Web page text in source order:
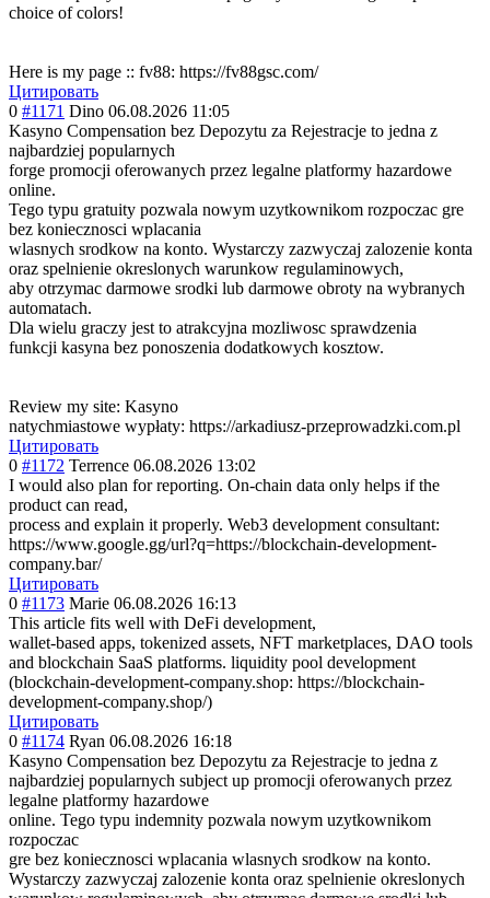
choice of colors!
Here is my page :: fv88: https://fv88gsc.com/
Цитировать
0 #1171 Dino 06.08.2026 11:05
Kasyno Compensation bez Depozytu za Rejestracje to jedna z
najbardziej popularnych
forge promocji oferowanych przez legalne platformy hazardowe
online.
Tego typu gratuity pozwala nowym uzytkownikom rozpoczac gre
bez koniecznosci wplacania
wlasnych srodkow na konto. Wystarczy zazwyczaj zalozenie konta
oraz spelnienie okreslonych warunkow regulaminowych,
aby otrzymac darmowe srodki lub darmowe obroty na wybranych
automatach.
Dla wielu graczy jest to atrakcyjna mozliwosc sprawdzenia
funkcji kasyna bez ponoszenia dodatkowych kosztow.
Review my site: Kasyno
natychmiastowe wypłaty: https://arkadiusz-przeprowadzki.com.pl
Цитировать
0 #1172 Terrence 06.08.2026 13:02
I would also plan for reporting. On-chain data only helps if the
product can read,
process and explain it properly. Web3 development consultant:
https://www.google.gg/url?q=https://blockchain-development-
company.bar/
Цитировать
0 #1173 Marie 06.08.2026 16:13
This article fits well with DeFi development,
wallet-based apps, tokenized assets, NFT marketplaces, DAO tools
and blockchain SaaS platforms. liquidity pool development
(blockchain-development-company.shop: https://blockchain-
development-company.shop/)
Цитировать
0 #1174 Ryan 06.08.2026 16:18
Kasyno Compensation bez Depozytu za Rejestracje to jedna z
najbardziej popularnych subject up promocji oferowanych przez
legalne platformy hazardowe
online. Tego typu indemnity pozwala nowym uzytkownikom
rozpoczac
gre bez koniecznosci wplacania wlasnych srodkow na konto.
Wystarczy zazwyczaj zalozenie konta oraz spelnienie okreslonych